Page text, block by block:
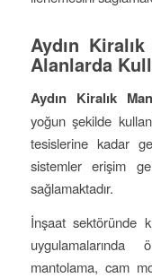
Aydın
Alanlarda
Aydın Kiralık
yoğun şekilde
tesislerine kadar
sistemler erişim
sağlamaktadır.
İnşaat sektöründe
mantolama, cam